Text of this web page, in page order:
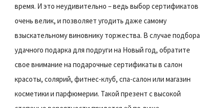
время. И это неудивительно – ведь выбор сертификатов
очень велик, и позволяет угодить даже самому
взыскательному виновнику торжества. В случае подбора
удачного подарка для подруги на Новый год, обратите
свое внимание на подарочные сертификаты в салон
красоты, солярий, фитнес-клуб, спа-салон или магазин
косметики и парфюмерии. Такой презент с высокой